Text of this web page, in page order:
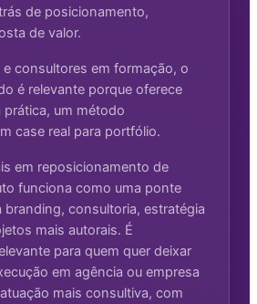
de posicionamento,
de valor.
e consultores em formação, o
é relevante porque oferece
prática, um método
case real para portfólio.
em reposicionamento de
funciona como uma ponte
branding, consultoria, estratégia
mais autorais. É
para quem quer deixar
em agência ou empresa
mais consultiva, com